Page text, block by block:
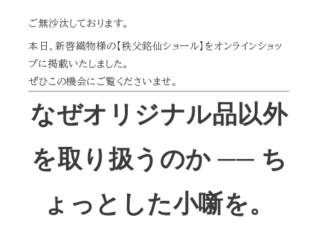
ご無沙汰しております。
本日、新啓織物様の【秩父銘仙ショール】をオンラインショッ
プに掲載いたしました。
ぜひこの機会にご覧くださいませ。
なぜオリジナル品以外
を取り扱うのか ── ち
ょっとした小噺を。